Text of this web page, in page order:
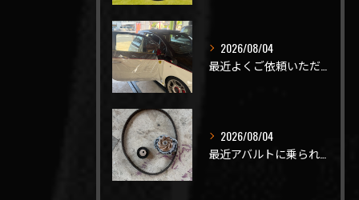
2026/08/04
最近よくご依頼いただく、弊社おすすめメニュー！
2026/08/04
最近アバルトに乗られてるお客様のご来店がありがたいことに大幅...